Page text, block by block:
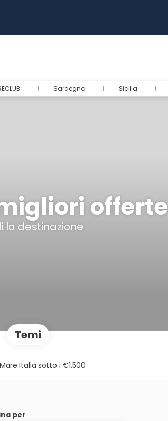
Sardegna Sicilia
offerte
la destinazione
Temi
Italia sotto i €1.500
per